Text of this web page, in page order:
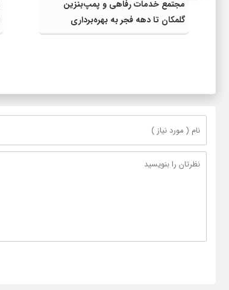
مجتمع خدمات رفاهی و پمپ‌بنزین
گلمکان تا دهه فجر به بهره‌برداری
می‌رسد